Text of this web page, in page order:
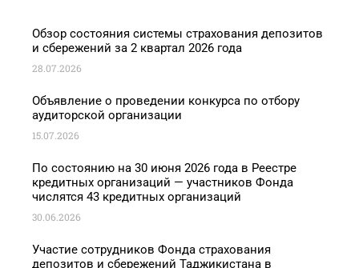
Обзор состояния системы страхования депозитов
и сбережений за 2 квартал 2026 года
28.07.2026
Объявление о проведении конкурса по отбору
аудиторской организации
15.07.2026
По состоянию на 30 июня 2026 года в Реестре
кредитных организаций — участников Фонда
числятся 43 кредитных организаций
30.06.2026
Участие сотрудников Фонда страхования
депозитов и сбережений Таджикистана в